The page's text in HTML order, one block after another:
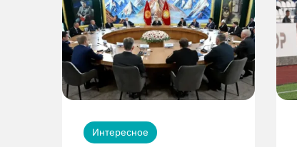
Интересное